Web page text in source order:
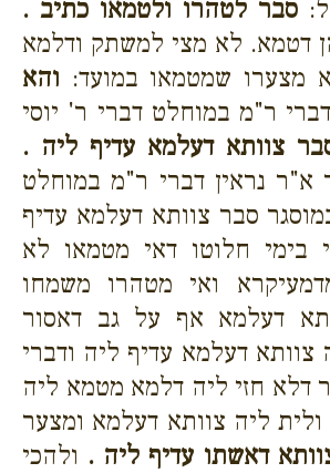
סבר לטהרו ולטמאו כתיב .
דטמא. לא מצי למשתק ודלמא
מצערו שמטמאו במועד: והא
דברי ר"מ במוחלט דברי ר' יוסי
צוותא דעלמא עדיף ליה .
א"ר נראין דברי ר"מ במוחלט
סבר צוותא דעלמא עדיף
בימי חלוטו דאי מטמאו לא
ואי מטהרו משמחו
דעלמא אף על גב דאסור
דעלמא עדיף ליה ודברי
דלא חזי ליה דלמא מטמא ליה
ליה צוותא דעלמא ומצער
דאשתו עדיף ליה . ולהכי